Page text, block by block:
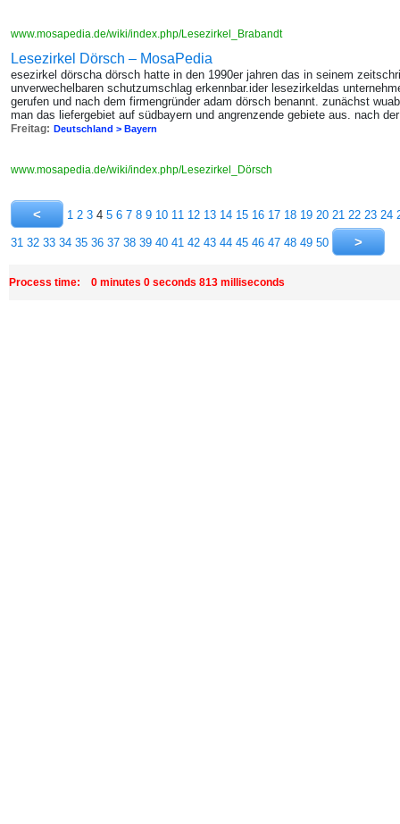
www.mosapedia.de/wiki/index.php/Lesezirkel_Brabandt
Lesezirkel Dörsch – MosaPedia
esezirkel dörscha dörsch hatte in den 1990er jahren das in seinem
unverwechelbaren schutzumschlag erkennbar.ider lesezirkeldas
gerufen und nach dem firmengründer adam dörsch benannt. zunächst
man das liefergebiet auf südbayern und angrenzende gebiete aus. nach
Freitag: Deutschland > Bayern
www.mosapedia.de/wiki/index.php/Lesezirkel_Dörsch
1 2 3 4 5 6 7 8 9 10 11 12 13 14 15 16 17 18 19 20 21 22 23 24
31 32 33 34 35 36 37 38 39 40 41 42 43 44 45 46 47 48 49 50
Process time: 0 minutes 0 seconds 813 milliseconds